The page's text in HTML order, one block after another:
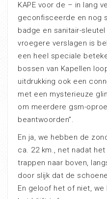
KAPE voor de – in lang
geconfisceerde en nog
badge en sanitair-
vroegere verslagen is
een heel speciale
bossen van Kapellen
uitdrukking ook een
met een mysterieuze
om meerdere gsm-
beantwoorden”.
En ja, we hebben de
ca. 22 km., net nadat
trappen naar boven,
door slijk dat de
En geloof het of niet,